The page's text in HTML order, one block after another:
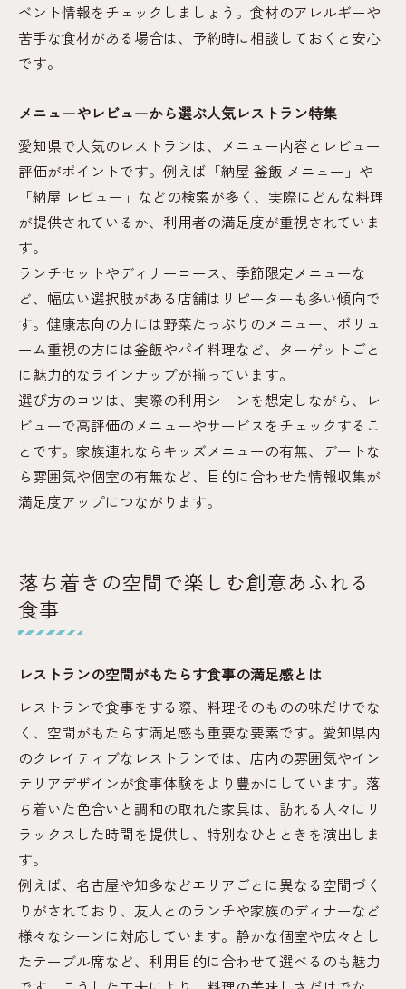
ベント情報をチェックしましょう。食材のアレルギーや
苦手な食材がある場合は、予約時に相談しておくと安心
です。
メニューやレビューから選ぶ人気レストラン特集
愛知県で人気のレストランは、メニュー内容とレビュー
評価がポイントです。例えば「納屋 釜飯 メニュー」や
「納屋 レビュー」などの検索が多く、実際にどんな料理
が提供されているか、利用者の満足度が重視されていま
す。
ランチセットやディナーコース、季節限定メニューな
ど、幅広い選択肢がある店舗はリピーターも多い傾向で
す。健康志向の方には野菜たっぷりのメニュー、ボリュ
ーム重視の方には釜飯やパイ料理など、ターゲットごと
に魅力的なラインナップが揃っています。
選び方のコツは、実際の利用シーンを想定しながら、レ
ビューで高評価のメニューやサービスをチェックするこ
とです。家族連れならキッズメニューの有無、デートな
ら雰囲気や個室の有無など、目的に合わせた情報収集が
満足度アップにつながります。
落ち着きの空間で楽しむ創意あふれる
食事
レストランの空間がもたらす食事の満足感とは
レストランで食事をする際、料理そのものの味だけでな
く、空間がもたらす満足感も重要な要素です。愛知県内
のクレイティブなレストランでは、店内の雰囲気やイン
テリアデザインが食事体験をより豊かにしています。落
ち着いた色合いと調和の取れた家具は、訪れる人々にリ
ラックスした時間を提供し、特別なひとときを演出しま
す。
例えば、名古屋や知多などエリアごとに異なる空間づく
りがされており、友人とのランチや家族のディナーなど
様々なシーンに対応しています。静かな個室や広々とし
たテーブル席など、利用目的に合わせて選べるのも魅力